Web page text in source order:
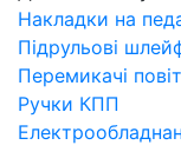
Накладки на
Підрульові
Перемикачі
Ручки КПП